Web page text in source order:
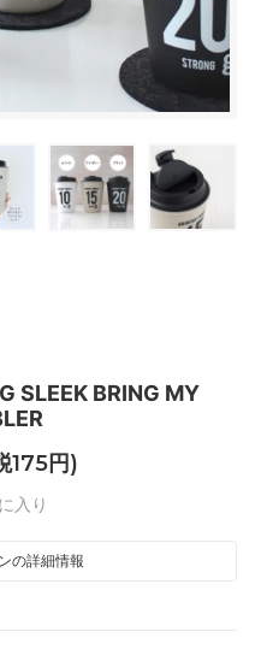
SLEEK BRING MY
175円)
入り
の詳細情報